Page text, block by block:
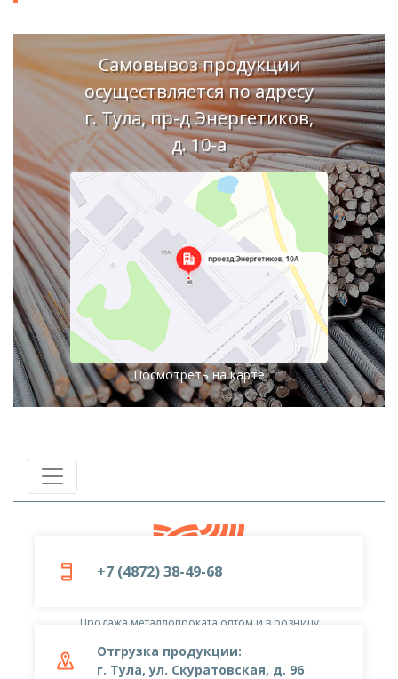
Самовывоз продукции
осуществляется по адресу
г. Тула, пр-д Энергетиков,
д. 10-а
Посмотреть на карте
+7 (4872) 38-49-68
Отгрузка продукции:
г. Тула, ул. Скуратовская, д. 96
Продажа металлопроката оптом и в розницу